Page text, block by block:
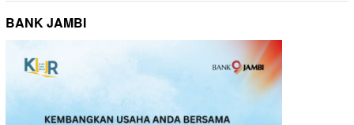
BANK JAMBI